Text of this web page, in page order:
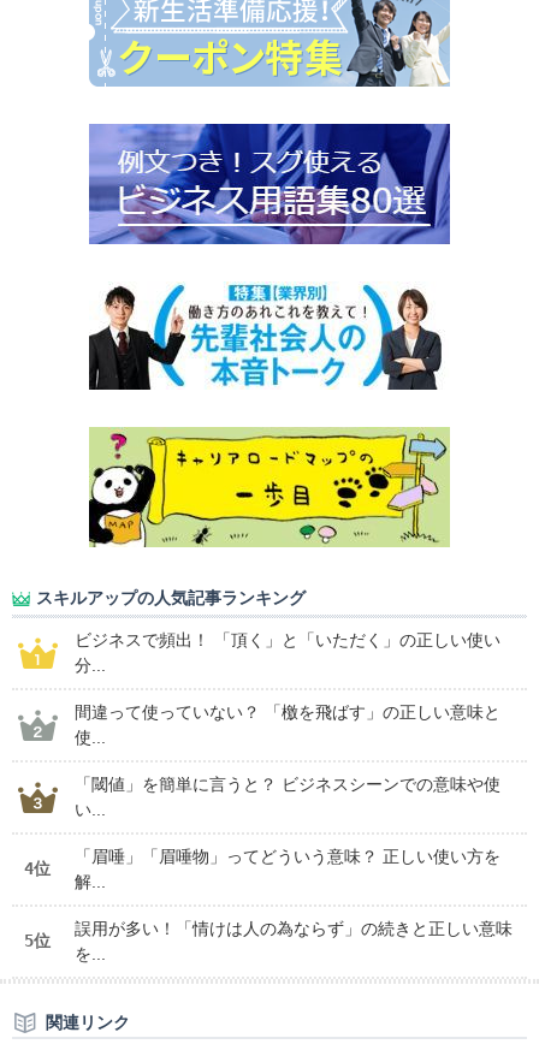
スキルアップの人気記事ランキング
ビジネスで頻出！ 「頂く」と「いただく」の正しい使い
分...
間違って使っていない？ 「檄を飛ばす」の正しい意味と
使...
「閾値」を簡単に言うと？ ビジネスシーンでの意味や使
い...
4位
「眉唾」「眉唾物」ってどういう意味？ 正しい使い方を
解...
5位
誤用が多い！「情けは人の為ならず」の続きと正しい意味
を...
関連リンク